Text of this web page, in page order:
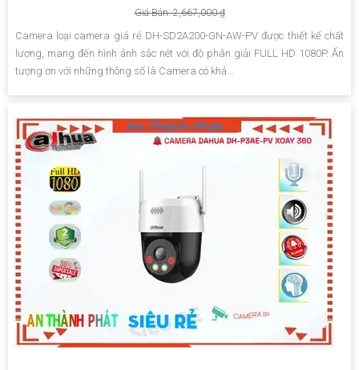
Giá Bán: 2,667,000 ₫
Camera loại camera giá rẻ DH-SD2A200-GN-AW-PV được thiết kế chất
lượng, mang đến hình ảnh sắc nét với độ phân giải FULL HD 1080P. Ấn
tượng ơn với những thông số là Camera có khả...